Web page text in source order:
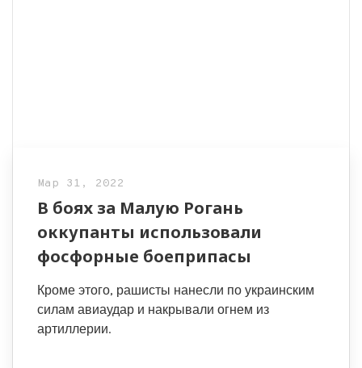
Мар 31, 2022
В боях за Малую Рогань
оккупанты использовали
фосфорные боеприпасы
Кроме этого, рашисты нанесли по украинским
силам авиаудар и накрывали огнем из
артиллерии.